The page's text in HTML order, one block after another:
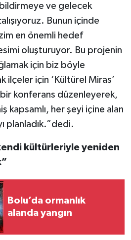
ve gelecek
Bunun içinde
en önemli hedef
oluşturuyor. Bu projenin
için biz böyle
ilçeler için ‘Kültürel Miras’
konferans düzenleyerek,
kapsamlı, her şeyi içine alan
planladık.”dedi.
kendi kültürleriyle yeniden
Bolu’da ormanlık
alanda yangın